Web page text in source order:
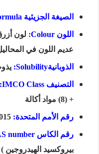
الصيغة الجزيئية
اللون Colour: لون
عديم اللون في
الذوبانيةSolubility
:
التصنيف IMCO Class:
+ (8) مواد أكالة
رقم الأمم المتحدة:
رقم الكاس CAS number
بيروكسيد الهيدروجين )